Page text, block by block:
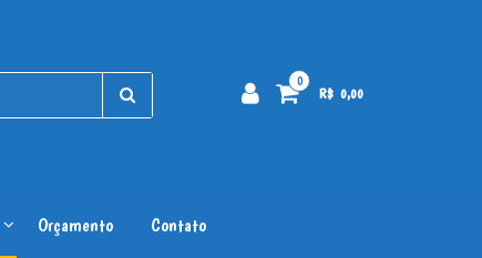
0
R$ 0,00
Orçamento Contato